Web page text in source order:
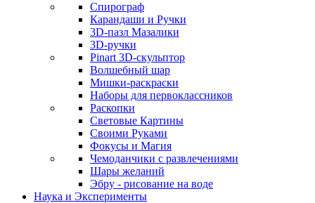
Спирограф
Карандаши и Ручки
3D-пазл Мазалики
3D-ручки
Pinart 3D-скульптор
Волшебный шар
Мишки-раскраски
Наборы для первоклассников
Раскопки
Световые Картины
Своими Руками
Фокусы и Магия
Чемоданчики с развлечениями
Шары желаний
Эбру - рисование на воде
Наука и Эксперименты